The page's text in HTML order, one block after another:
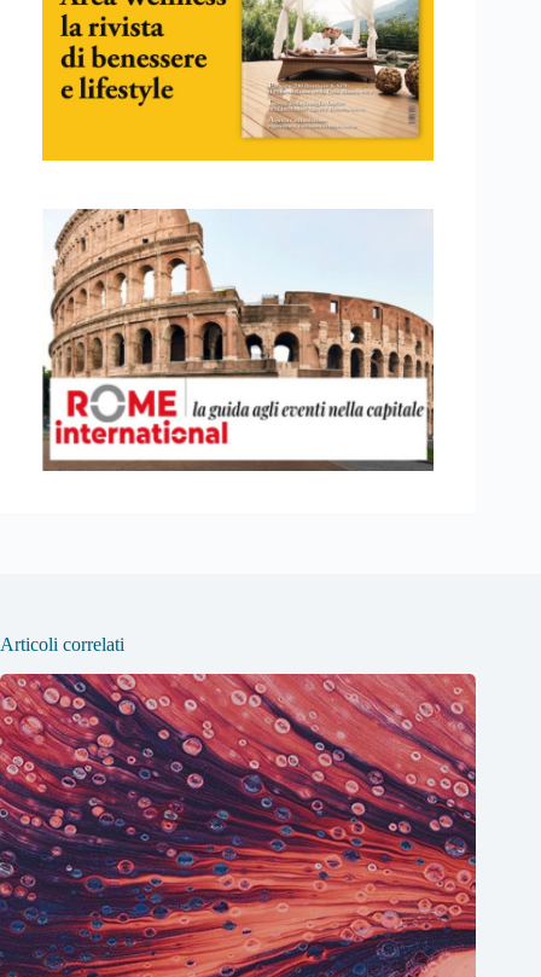
Articoli correlati